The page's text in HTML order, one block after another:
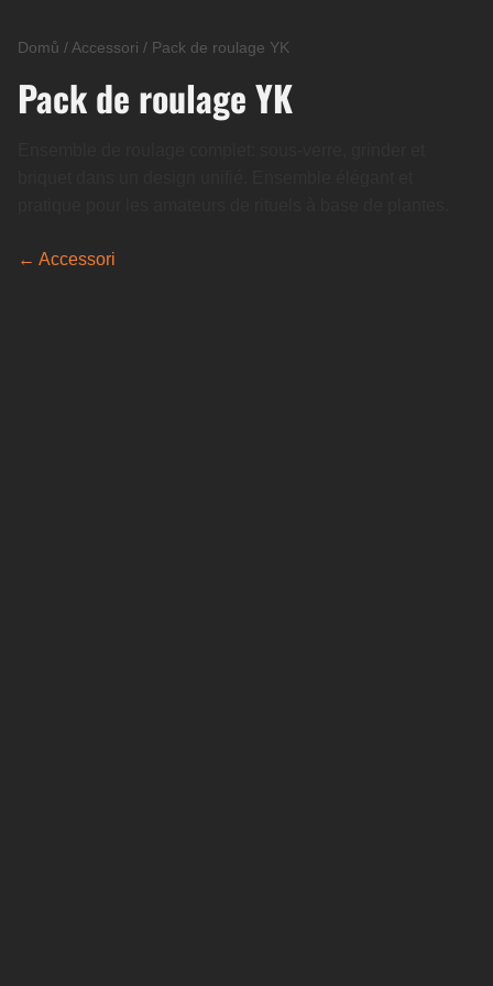
Domů / Accessori / Pack de roulage YK
Pack de roulage YK
← Accessori